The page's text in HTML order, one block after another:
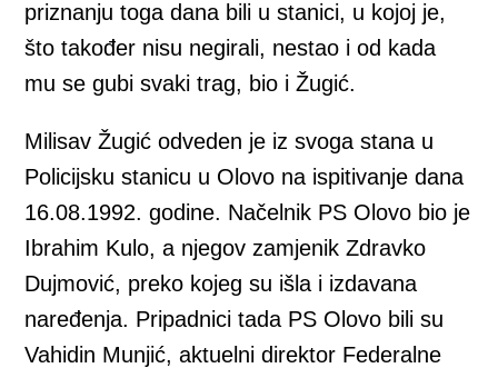
priznanju toga dana bili u stanici, u kojoj je,
što također nisu negirali, nestao i od kada
mu se gubi svaki trag, bio i Žugić.
Milisav Žugić odveden je iz svoga stana u
Policijsku stanicu u Olovo na ispitivanje dana
16.08.1992. godine. Načelnik PS Olovo bio je
Ibrahim Kulo, a njegov zamjenik Zdravko
Dujmović, preko kojeg su išla i izdavana
naređenja. Pripadnici tada PS Olovo bili su
Vahidin Munjić, aktuelni direktor Federalne